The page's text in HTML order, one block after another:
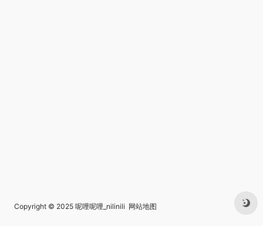
Copyright © 2025 呢哩呢哩_nilinili 网站地图